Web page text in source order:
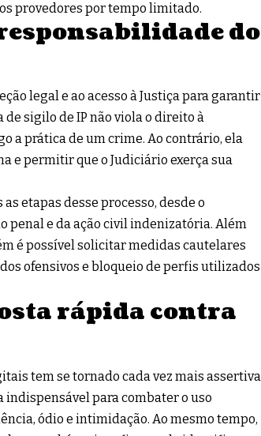
provedores por tempo limitado.
do
legal e ao acesso à Justiça para garantir
sigilo de IP não viola o direito à
a prática de um crime. Ao contrário, ela
e permitir que o Judiciário exerça sua
etapas desse processo, desde o
penal e da ação civil indenizatória. Além
é possível solicitar medidas cautelares
ofensivos e bloqueio de perfis utilizados
rápida contra
tem se tornado cada vez mais assertiva
indispensável para combater o uso
ódio e intimidação. Ao mesmo tempo,